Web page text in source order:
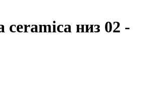
ceramica низ 02 -